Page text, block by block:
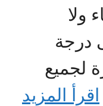
ولا
درجة
لجميع
اقرأ المزيد